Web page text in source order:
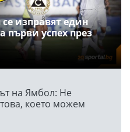
изправят един
първи успех през
на Ямбол: Не
което можем